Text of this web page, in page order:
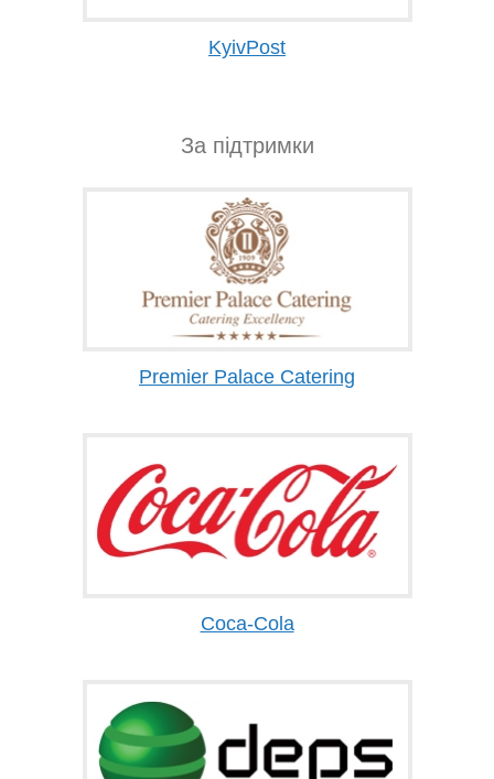
KyivPost
За підтримки
Premier Palace Catering
Coca-Cola